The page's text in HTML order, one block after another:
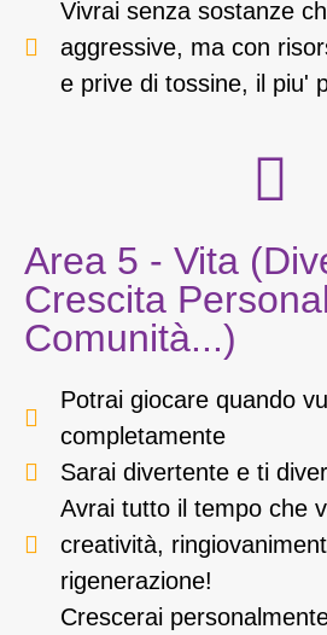
Vivrai senza sostanze
aggressive, ma con
e prive di tossine, il piu'
Area 5 - Vita
Crescita
Comunità...)
Potrai giocare quando
completamente
Sarai divertente e ti
Avrai tutto il tempo che
creatività,
rigenerazione!
Crescerai